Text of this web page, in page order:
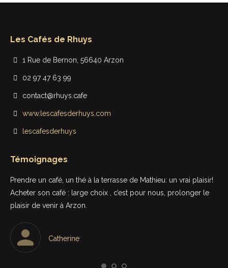
Les Cafés de Rhuys
1 Rue de Bernon, 56640 Arzon
02 97 47 63 99
contact@rhuys.cafe
www.lescafesderhuys.com
lescafesderhuys
Témoignages
Prendre un café, un thé à la terrasse de Mathieu: un vrai plaisir!
Acheter son café : large choix , c’est pour nous, prolonger le
plaisir de venir à Arzon.
Catherine